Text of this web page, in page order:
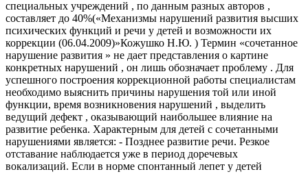
специальных учреждений , по данным разных авторов ,
составляет до 40%(«Механизмы нарушений развития высших
психических функций и речи у детей и возможности их
коррекции (06.04.2009)»Кожушко Н.Ю. ) Термин «сочетанное
нарушение развития » не дает представления о картине
конкретных нарушений , он лишь обозначает проблему . Для
успешного построения коррекционной работы специалистам
необходимо выяснить причины нарушения той или иной
функции, время возникновения нарушений , выделить
ведущий дефект , оказывающий наибольшее влияние на
развитие ребенка. Характерным для детей с сочетанными
нарушениями является: - Позднее развитие речи. Резкое
отставание наблюдается уже в период доречевых
вокализаций. Если в норме спонтанный лепет у детей